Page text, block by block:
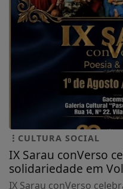
CULTURA SOCIAL
IX Sarau conVerso
solidariedade em
IX Sarau conVerso